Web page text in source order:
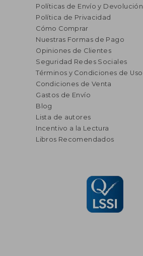
Políticas de Envío y Devolución
Política de Privacidad
Cómo Comprar
Nuestras Formas de Pago
Opiniones de Clientes
Seguridad Redes Sociales
Términos y Condiciones de Uso
Condiciones de Venta
Gastos de Envío
Blog
Lista de autores
Incentivo a la Lectura
Libros Recomendados